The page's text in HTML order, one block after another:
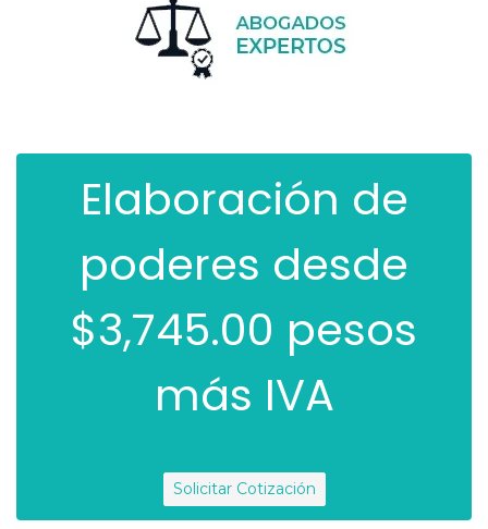
Elaboración de
poderes desde
$3,745.00 pesos
más IVA
Solicitar Cotización